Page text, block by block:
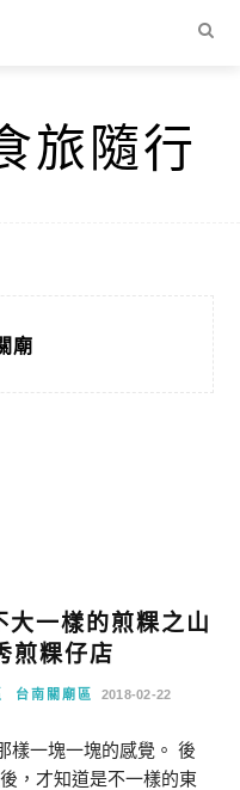
廟
大一樣的煎粿之山
煎粿仔店
台南關廟區 2018-02-22
樣一塊一塊的感覺。 後
，才知道是不一樣的東